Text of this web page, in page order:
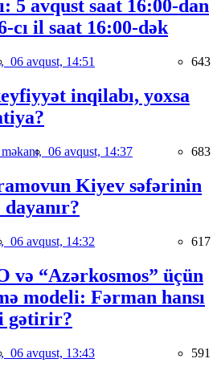
5 avqust saat 16:00-dan
cı il saat 16:00-dək
06 avqust, 14:51 643
inqilabı, yoxsa
06 avqust, 14:37 683
Kiyev səfərinin
dayanır?
06 avqust, 14:32 617
və “Azərkosmos” üçün
modeli: Fərman hansı
gətirir?
06 avqust, 13:43 591